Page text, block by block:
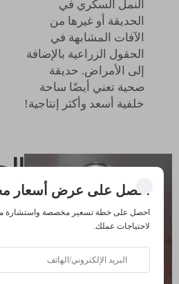
النمل السكري في
الحديقة أو غيرها من
الآفات المشابهة في
الحقول الزراعية بالإضافة
إلى الأمراض. حديقة
صحية تعني أيضًا ساحة
خلفية أسعد وأكثر إنتاجية!
احصل على عرض أسعار
احصل على خطة تسعير مخصصة واستشارة
لاحتياجات عملك.